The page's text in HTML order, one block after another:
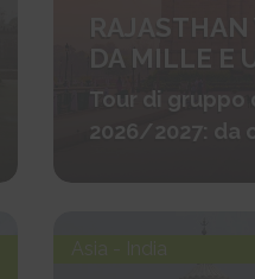
DA MILLE E
Tour di gruppo
2026/2027: da
Asia - India